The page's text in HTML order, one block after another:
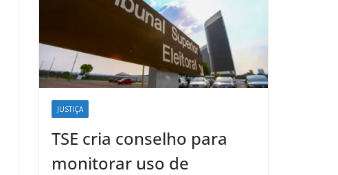
JUSTIÇA
TSE cria conselho para
monitorar uso de